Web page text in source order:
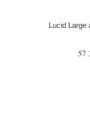
Lucid Large
57